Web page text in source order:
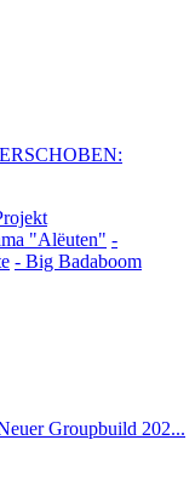
"Alëuten" -
- Big Badaboom
Groupbuild 202...